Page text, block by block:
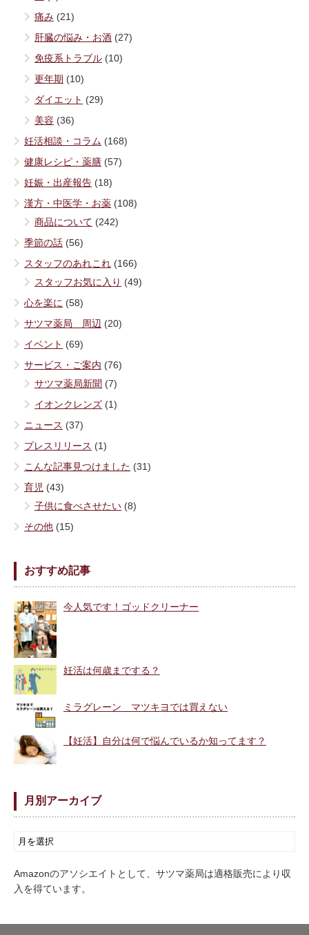
痛み (21)
肝臓の悩み・お酒 (27)
免疫系トラブル (10)
更年期 (10)
ダイエット (29)
美容 (36)
妊活相談・コラム (168)
健康レシピ・薬膳 (57)
妊娠・出産報告 (18)
漢方・中医学・お薬 (108)
商品について (242)
季節の話 (56)
スタッフのあれこれ (166)
スタッフお気に入り (49)
心を楽に (58)
サツマ薬局 周辺 (20)
イベント (69)
サービス・ご案内 (76)
サツマ薬局新聞 (7)
イオンクレンズ (1)
ニュース (37)
プレスリリース (1)
こんな記事見つけました (31)
育児 (43)
子供に食べさせたい (8)
その他 (15)
おすすめ記事
今人気です！ゴッドクリーナー
妊活は何歳までする？
ミラグレーン マツキヨでは買えない
【妊活】自分は何で悩んでいるか知ってます？
月別アーカイブ
Amazonのアソシエイトとして、サツマ薬局は適格販売により収
入を得ています。